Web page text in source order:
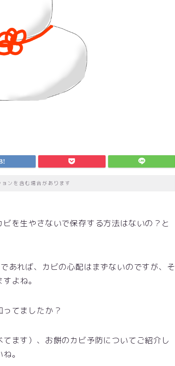
ンを含む場合があります
を生やさないで保存する方法はないの？と
あれば、カビの心配はまずないのですが、そ
よね。
てましたか？
ます）、お餅のカビ予防についてご紹介し
。